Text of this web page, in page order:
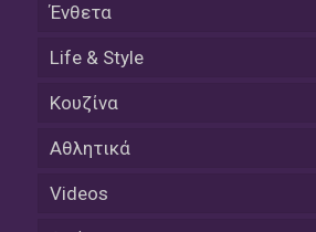
Ένθετα
Life & Style
Κουζίνα
Αθλητικά
Videos